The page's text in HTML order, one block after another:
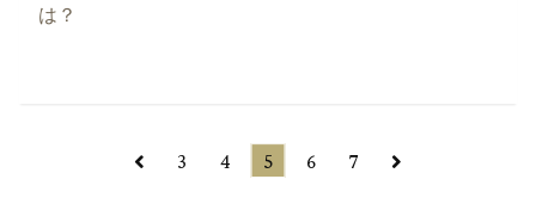
は？
3 4 5 6 7